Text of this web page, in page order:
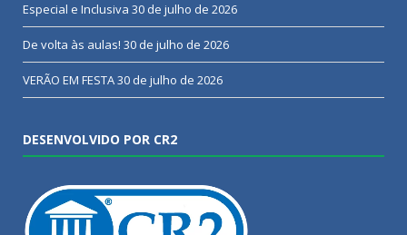
Especial e Inclusiva 30 de julho de 2026
De volta às aulas! 30 de julho de 2026
VERÃO EM FESTA30 de julho de 2026
DESENVOLVIDO POR CR2